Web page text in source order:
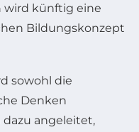
wird künftig eine
Bildungskonzept
sowohl die
Denken
angeleitet,